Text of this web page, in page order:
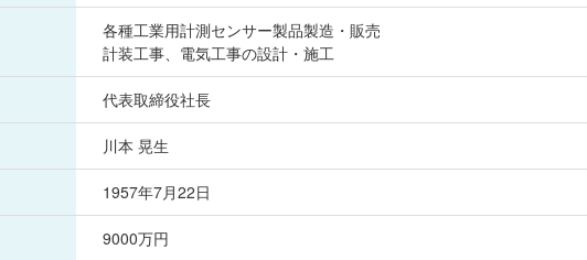
各種工業用計測センサー製品製造・販売
計装工事、電気工事の設計・施工
代表取締役社長
川本 晃生
1957年7月22日
9000万円